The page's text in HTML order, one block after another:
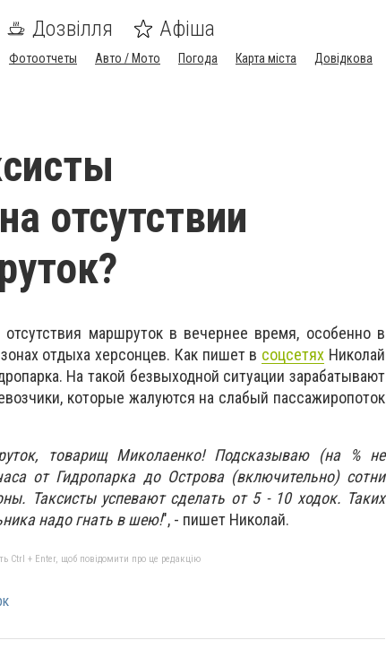
Дозвілля Афіша
Фотоотчеты Авто / Мото Погода Карта міста Довідкова
отсутствии
маршруток в вечернее время, особенно в
отдыха херсонцев. Как пишет в соцсетях Николай
На такой безвыходной ситуации зарабатывают
которые жалуются на слабый пассажиропоток
товарищ Миколаенко! Подсказываю (на % не
от Гидропарка до Острова (включительно) сотни
Таксисты успевают сделать от 5 - 10 ходок. Таких
надо гнать в шею!", - пишет Николай.
Ctrl + Enter, щоб повідомити про це редакцію